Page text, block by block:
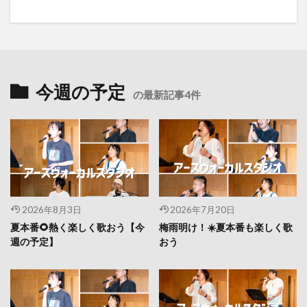
今週の予定 の最新記事4件
2026年8月3日
夏本番🌻熱く楽しく歌おう【今
週の予定】
2026年7月20日
梅雨明け！☀️夏本番も楽しく歌
おう